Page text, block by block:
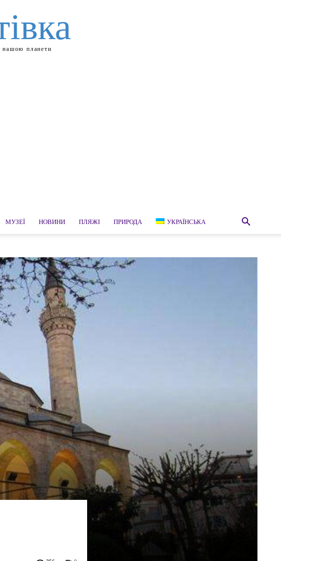
нашою планети
МУЗЕЇ НОВИНИ ПЛЯЖІ ПРИРОДА УКРАЇНСЬКА